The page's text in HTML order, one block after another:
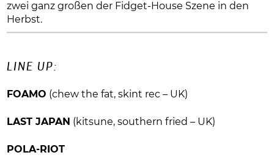
zwei ganz großen der Fidget-House Szene in den
Herbst.
LINE UP:
FOAMO (chew the fat, skint rec – UK)
LAST JAPAN (kitsune, southern fried – UK)
POLA-RIOT